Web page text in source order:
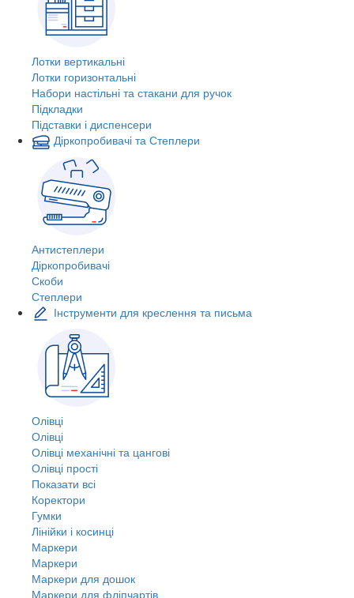
Лотки вертикальні
Лотки горизонтальні
Набори настільні та стакани для ручок
Підкладки
Підставки і диспенсери
Діркопробивачі та Степлери
Антистеплери
Діркопробивачі
Скоби
Степлери
Інструменти для креслення та письма
Олівці
Олівці
Олівці механічні та цангові
Олівці прості
Показати всі
Коректори
Гумки
Лінійки і косинці
Маркери
Маркери
Маркери для дошок
Маркери для фліпчартів